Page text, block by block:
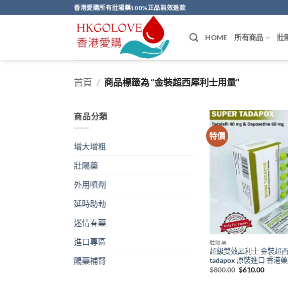
to
香港愛購所有壯陽藥100%正品無效退款
HOME 所有商品 壯
首頁 / 商品標籤為 “金裝超西犀利士用量”
商品分類
增大增粗
壯陽藥
外用噴劑
延時助勃
迷情春藥
進口專區
陽藥補腎
特價
壯陽藥
超級雙效犀利士 金裝超
tadapox 原裝進口 香港
$800.00 Original
$610.00Current